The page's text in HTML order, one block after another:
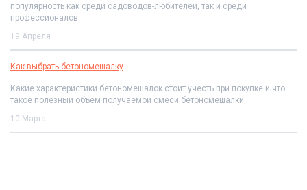
популярность как среди садоводов-любителей, так и среди
профессионалов
19 Апреля
Как выбрать бетономешалку
Какие характеристики бетономешалок стоит учесть при покупке и что
такое полезный объем получаемой смеси бетономешалки
10 Марта